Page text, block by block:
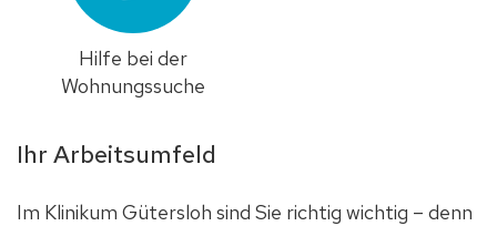
Hilfe bei der
Wohnungssuche
Ihr Arbeitsumfeld
Im Klinikum Gütersloh sind Sie richtig wichtig – denn